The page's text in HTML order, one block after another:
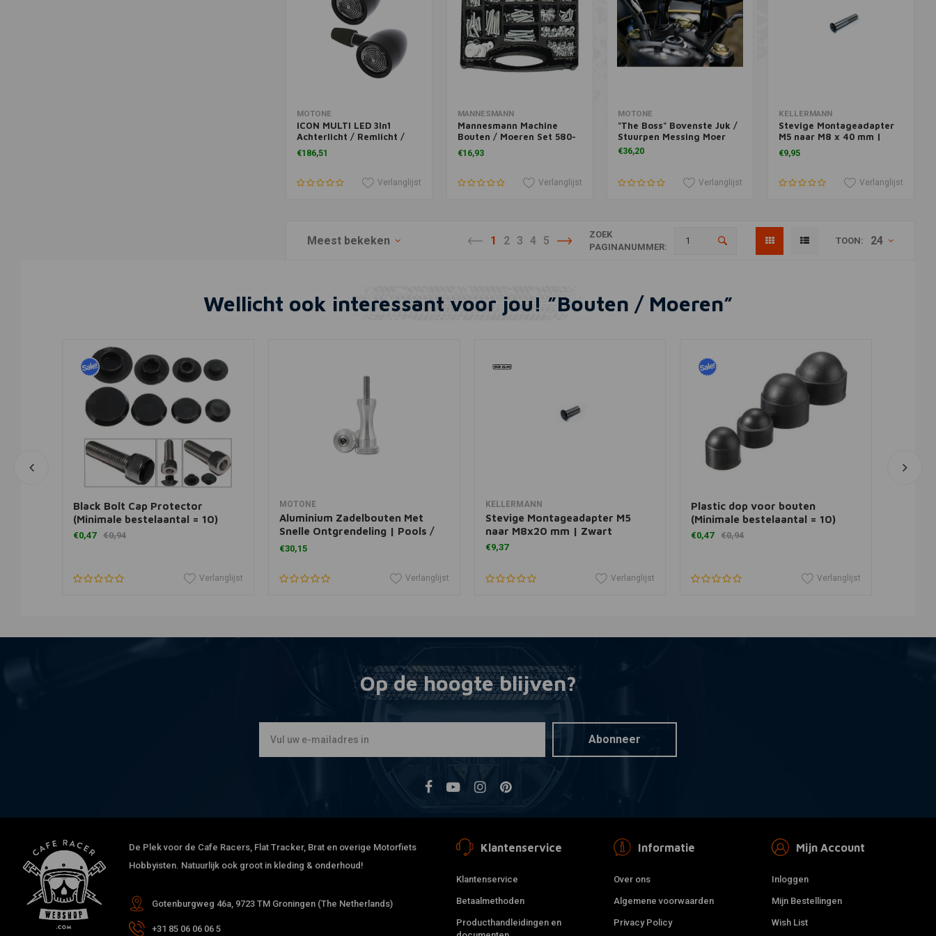
Toevoegen aan winkelwagen
MOTONE
ICON MULTI LED 3In1
Achterlicht / Remlicht /
Richtingaanwijzer
Richtingaanwijzers
€186,51
Verlanglijst
Toevoegen aan winkelwagen
MANNESMANN
Mannesmann Machine
Bouten / Moeren Set 580-
delig
€16,93
Verlanglijst
Toevoegen aan winkelwagen
MOTONE
"The Boss" Bovenste Juk /
Stuurpen Messing Moer
€36,20
Verlanglijst
Toevoegen aan winkelwagen
KELLERMANN
Stevige Montageadapter
M5 naar M8 x 40 mm |
Zwart
€9,95
Verlanglijst
Meest bekeken 1 2 3 4 5
ZOEK
PAGINANUMMER:
TOON: 24
Wellicht ook interessant voor jou! ”Bouten / Moeren”
View more
Black Bolt Cap Protector
(Minimale bestelaantal = 10)
€0,47 €0,94
Verlanglijst
MOTONE
Aluminium Zadelbouten Met
Snelle Ontgrendeling | Pools /
Zwart
€30,15
Verlanglijst
In winkelwagen
KELLERMANN
Stevige Montageadapter M5
naar M8x20 mm | Zwart
€9,37
Verlanglijst
View more
Plastic dop voor bouten
(Minimale bestelaantal = 10)
€0,47 €0,94
Verlanglijst
Op de hoogte blijven?
Abonneer
De Plek voor de Cafe Racers, Flat Tracker, Brat en overige Motorfiets
Hobbyisten. Natuurlijk ook groot in kleding & onderhoud!
Gotenburgweg 46a, 9723 TM Groningen (The Netherlands)
+31 85 06 06 06 5
Klantenservice
Klantenservice
Betaalmethoden
Producthandleidingen en
Informatie
Over ons
Algemene voorwaarden
Privacy Policy
Mijn Account
Inloggen
Mijn Bestellingen
Wish List